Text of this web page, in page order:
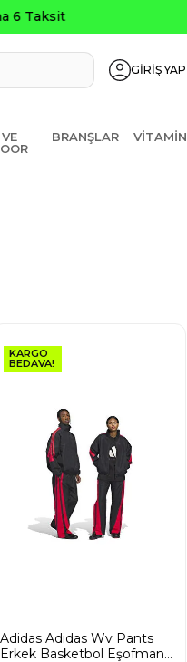
AGUSTOS200
GİRİŞ YAP
BRANŞLAR VITAMIN
KARGO
BEDAVA!
Adidas Adidas Wv Pants
Erkek Basketbol Eşofman